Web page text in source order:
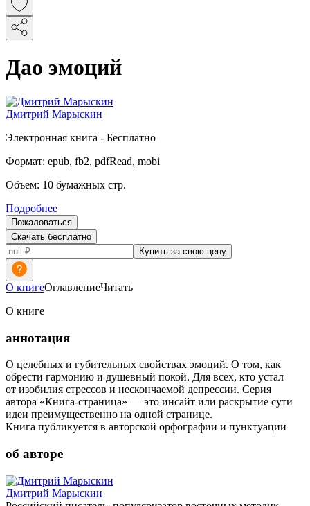
Дао эмоций
Дмитрий Марыскин
Электронная книга - Бесплатно
Формат: epub, fb2, pdfRead, mobi
Объем: 10 бумажных стр.
Подробнее
Пожаловаться
Скачать бесплатно
Купить за свою цену
О книгеОглавлениеЧитать
О книге
аннотация
О целебных и губительных свойствах эмоций. О том, как
обрести гармонию и душевный покой. Для всех, кто устал
от изобилия стрессов и нескончаемой депрессии. Серия
автора «Книга-страница» — это инсайт или раскрытие сути
идеи преимущественно на одной странице.
Книга публикуется в авторской орфографии и пунктуации
об авторе
Дмитрий Марыскин